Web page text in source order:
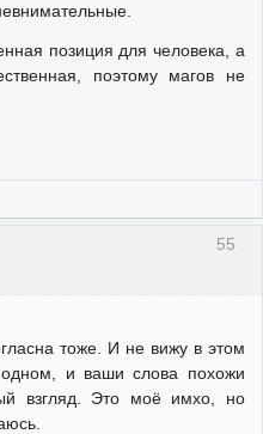
позиция для человека, а
поэтому магов не
55
тоже. И не вижу в этом
и ваши слова похожи
взгляд. Это моё имхо, но